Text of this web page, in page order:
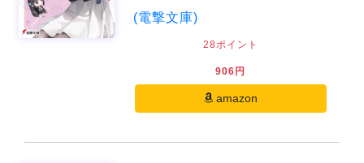
(電撃文庫)
28ポイント
906円
amazon